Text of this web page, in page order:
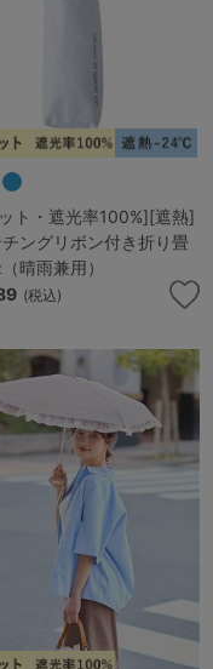
る
ト・遮光率100%][遮熱]
ングリボン付き折り畳
晴雨兼用）
(税込)